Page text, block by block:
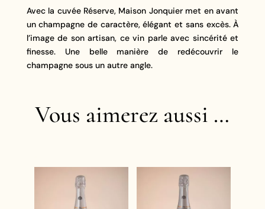
Avec la cuvée Réserve, Maison Jonquier met en avant
un champagne de caractère, élégant et sans excès. À
l’image de son artisan, ce vin parle avec sincérité et
finesse. Une belle manière de redécouvrir le
champagne sous un autre angle.
Vous aimerez aussi …